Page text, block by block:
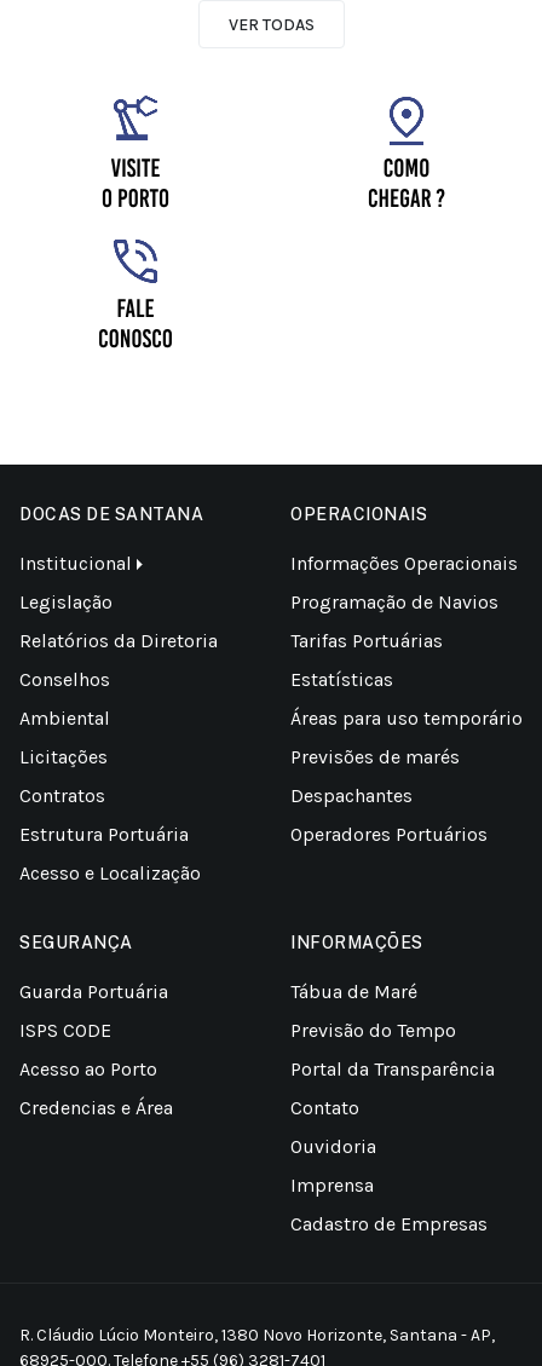
VER TODAS
DOCAS DE SANTANA
Institucional
Legislação
Relatórios da Diretoria
Conselhos
Ambiental
Licitações
Contratos
Estrutura Portuária
Acesso e Localização
OPERACIONAIS
Informações Operacionais
Programação de Navios
Tarifas Portuárias
Estatísticas
Áreas para uso temporário
Previsões de marés
Despachantes
Operadores Portuários
SEGURANÇA
Guarda Portuária
ISPS CODE
Acesso ao Porto
Credencias e Área
INFORMAÇÕES
Tábua de Maré
Previsão do Tempo
Portal da Transparência
Contato
Ouvidoria
Imprensa
Cadastro de Empresas
R. Cláudio Lúcio Monteiro, 1380 Novo Horizonte, Santana - AP,
68925-000. Telefone +55 (96) 3281-7401